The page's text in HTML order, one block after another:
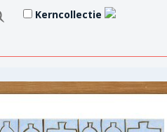
Kerncollectie